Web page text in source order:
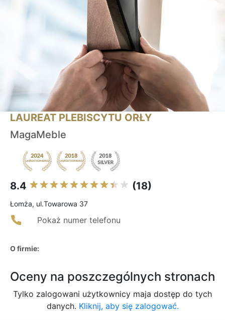
LAUREAT PLEBISCYTU ORŁY
MagaMeble
8.4 (18)
Łomża, ul.Towarowa 37
Pokaż numer telefonu
O firmie:
Oceny na poszczególnych stronach
Tylko zalogowani użytkownicy maja dostęp do tych
danych. Kliknij, aby się zalogować.